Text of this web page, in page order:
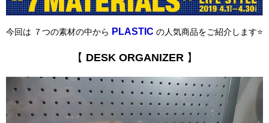
今回は ７つの素材の中から PLASTIC の人気商品をご紹介します⭐️
【 DESK ORGANIZER 】